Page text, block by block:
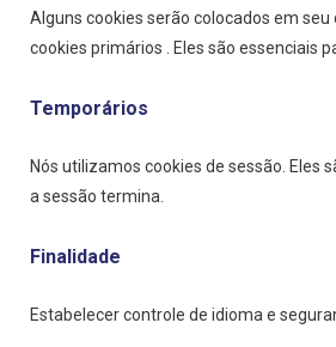
Alguns cookies serão colocados em
cookies primários . Eles são essenciais
Temporários
Nós utilizamos cookies de sessão. Eles
a sessão termina.
Finalidade
Estabelecer controle de idioma e